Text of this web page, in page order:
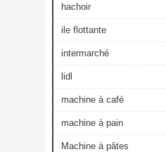
hachoir
ile flottante
intermarché
lidl
machine à café
machine à pain
Machine à pâtes